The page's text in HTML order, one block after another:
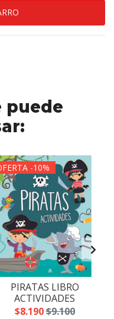
puede
-10%
PIRATAS LIBRO
ACTIVIDADES
$8.190$9.100